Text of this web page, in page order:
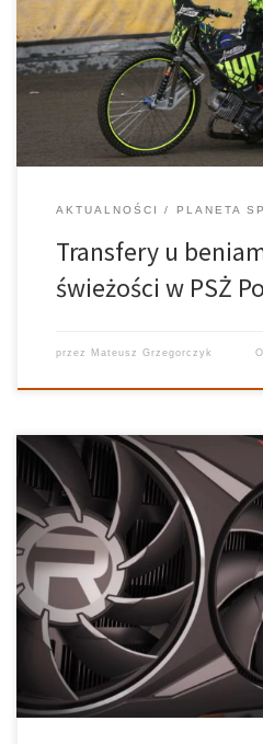
u Poznań ogłosili nazwiska
reprezentowali barwy żółto-
2023. Breum zostaje! 20-latek z
Poznania, […]
AKTUALNOŚCI PLANETA
Transfery u
świeżości w PSŻ
przez Mateusz Grzegorczyk
Nowe karty graficzne AMD nie
ATX 3.0, które znajdziemy w RTX
oczekiwaniu na nową generację
które mają zostać ogłoszone w
się nieco […]